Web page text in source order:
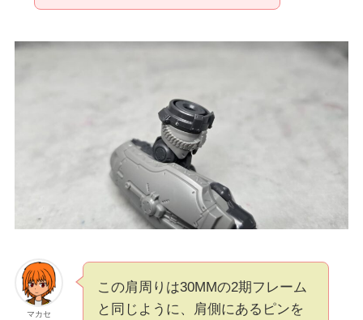
マカセ
この肩周りは30MMの2期フレーム
と同じように、肩側にあるピンを